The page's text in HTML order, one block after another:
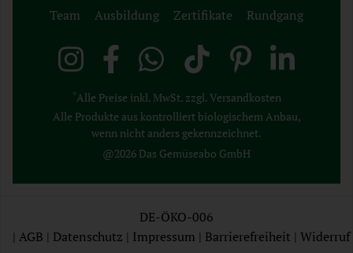
Team Ausbildung Zertifikate Rundgang
*Alle Preise inkl. MwSt. zzgl. Versandkosten
Alle Produkte aus kontrolliert biologischem Anbau,
wenn nicht anders gekennzeichnet.
@2026 Das Gemüseabo GmbH
DE-ÖKO-006
| AGB | Datenschutz | Impressum | Barrierefreiheit | Widerruf